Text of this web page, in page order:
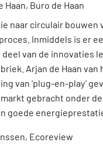
naar circulair
Inmiddels is er
van de innovaties
Arjan de Haan
van ‘plug-en-play’
gebracht onder
goede